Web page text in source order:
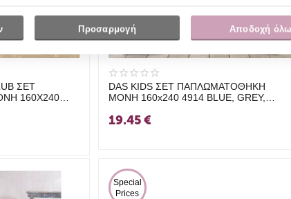
ΣΕΤ
160Χ240
DAS KIDS ΣΕΤ ΠΑΠΛΩΜΑΤΟΘΗΚΗ
ΜΟΝΗ 160x240 4914 BLUE, GREY,
19.45€
Special
Prices
Προσαρμογή Αποδοχή